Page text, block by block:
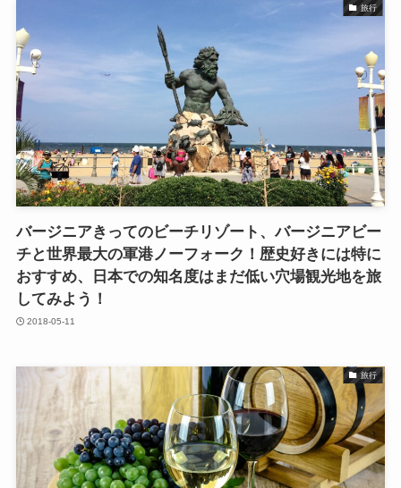
旅行
バージニアきってのビーチリゾート、バージニアビー
チと世界最大の軍港ノーフォーク！歴史好きには特に
おすすめ、日本での知名度はまだ低い穴場観光地を旅
してみよう！
2018-05-11
旅行